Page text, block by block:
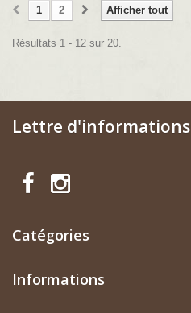
Afficher tout
1 2
Résultats 1 - 12 sur 20.
Lettre d'informations
Catégories
Informations